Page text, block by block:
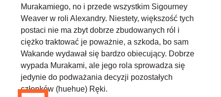
Murakamiego, no i przede wszystkim Sigourney
Weaver w roli Alexandry. Niestety, większość tych
postaci nie ma zbyt dobrze zbudowanych ról i
ciężko traktować je poważnie, a szkoda, bo sam
Wakande wydawał się bardzo obiecujący. Dobrze
wypada Murakami, ale jego rola sprowadza się
jedynie do podważania decyzji pozostałych
członków (huehue) Ręki.